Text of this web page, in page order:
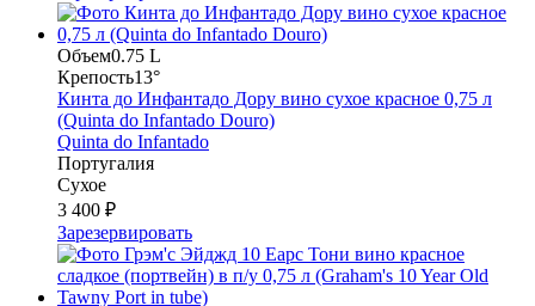
Объем0.75 L
Крепость13°
Кинта до Инфантадо Дору вино сухое красное 0,75 л
(Quinta do Infantado Douro)
Quinta do Infantado
Португалия
Сухое
3 400 ₽
Зарезервировать